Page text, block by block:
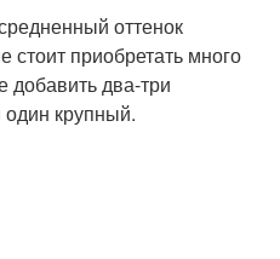
оттенок
стоит приобретать много
добавить два-три
крупный.